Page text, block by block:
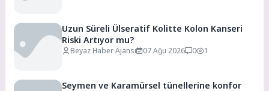
Uzun Süreli Ülseratif Kolitte Kolon Kanseri
Riski Artıyor mu?
Beyaz Haber Ajansı 07 Ağu 2026 0 1
Seymen ve Karamürsel tünellerine konfor